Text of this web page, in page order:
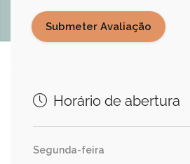
Horário de abertura
Segunda-feira